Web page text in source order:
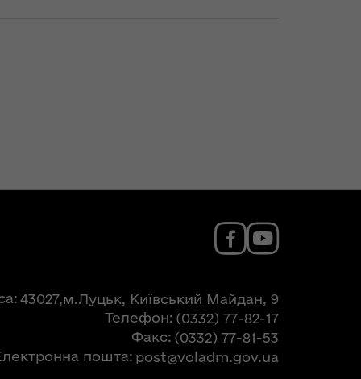
43027,м.Луцьк, Київський Майдан, 9
Телефон (0332) 77-82-17
Факс (0332) 77-81-53
пошта post@voladm.gov.ua